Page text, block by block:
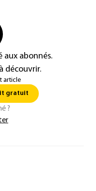
aux abonnés.
découvrir.
article
gratuit
?